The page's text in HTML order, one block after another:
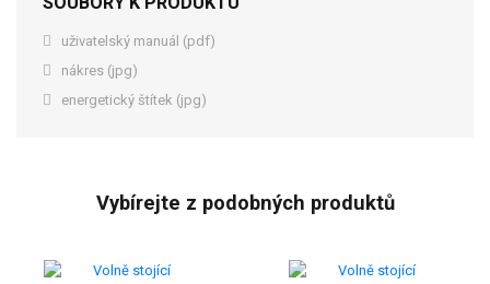
uživatelský manuál (pdf)
nákres (jpg)
energetický štítek (jpg)
Vybírejte z podobných produktů